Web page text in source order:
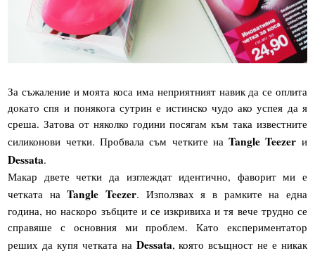
За съжаление и моята коса има неприятният навик да се оплита
докато спя и понякoга сутрин е истинско чудо ако успея да я
среша. Затова от няколко години посягам към така известните
силиконови четки. Пробвала съм четките наTangle Teezer и
Dessata.
Макар двете четки да изглеждат идентично, фаворит ми е
четката наTangle Teezer. Използвах я в рамките на една
година, но наскоро зъбците и се изкривиха и тя вече трудно се
справяше с основния ми проблем. Като експериментатор
реших да купя четката на Dessata, която всъщност не е никак